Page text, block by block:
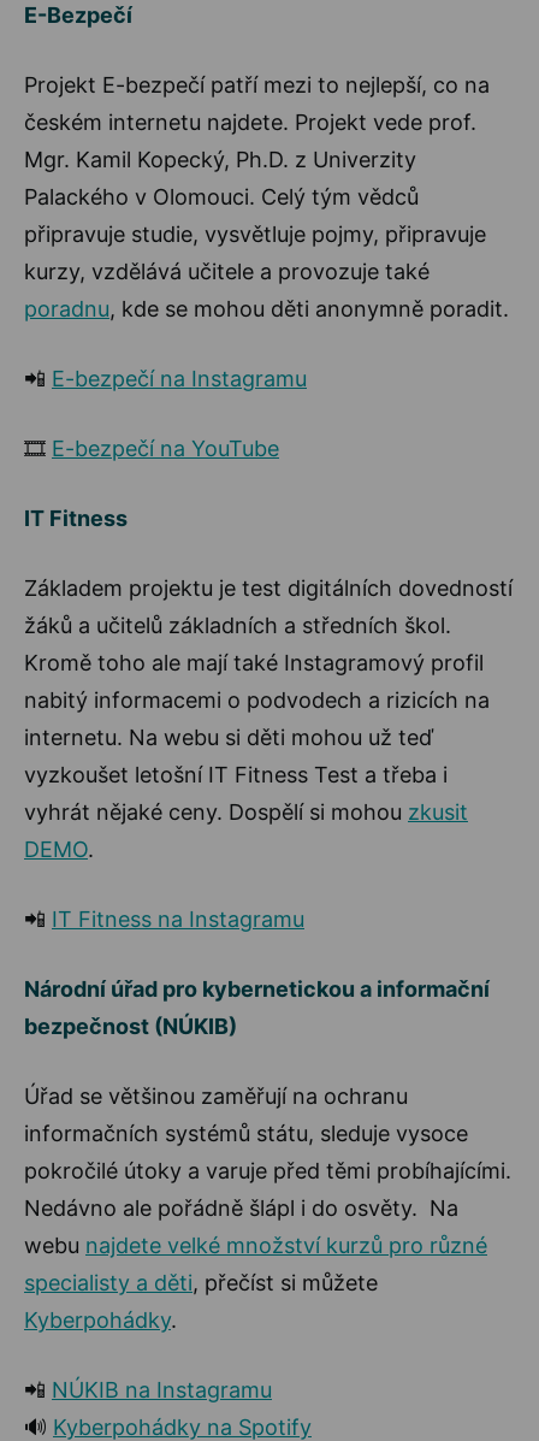
E-Bezpečí
Projekt E-bezpečí patří mezi to nejlepší, co na
českém internetu najdete. Projekt vede prof.
Mgr. Kamil Kopecký, Ph.D. z Univerzity
Palackého v Olomouci. Celý tým vědců
připravuje studie, vysvětluje pojmy, připravuje
kurzy, vzdělává učitele a provozuje také
poradnu, kde se mohou děti anonymně poradit.
📲 E-bezpečí na Instagramu
🎞️ E-bezpečí na YouTube
IT Fitness
Základem projektu je test digitálních dovedností
žáků a učitelů základních a středních škol.
Kromě toho ale mají také Instagramový profil
nabitý informacemi o podvodech a rizicích na
internetu. Na webu si děti mohou už teď
vyzkoušet letošní IT Fitness Test a třeba i
vyhrát nějaké ceny. Dospělí si mohou zkusit
DEMO.
📲 IT Fitness na Instagramu
Národní úřad pro kybernetickou a informační
bezpečnost (NÚKIB)
Úřad se většinou zaměřují na ochranu
informačních systémů státu, sleduje vysoce
pokročilé útoky a varuje před těmi probíhajícími.
Nedávno ale pořádně šlápl i do osvěty. Na
webu najdete velké množství kurzů pro různé
specialisty a děti, přečíst si můžete
Kyberpohádky.
📲 NÚKIB na Instagramu
🔊 Kyberpohádky na Spotify